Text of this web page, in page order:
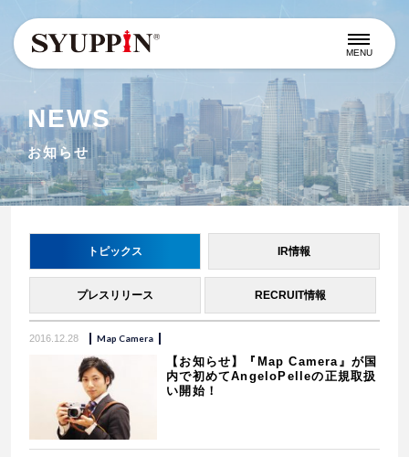
MENU
NEWS
お知らせ
トピックス IR情報
プレスリリース RECRUIT情報
2016.12.28 Map Camera
【お知らせ】『Map Camera』が国
内で初めてAngeloPelleの正規取扱
い開始！